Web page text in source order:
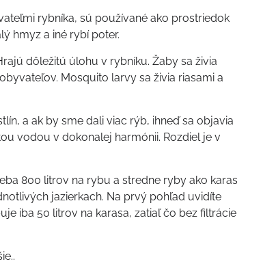
rybníka, sú používané ako prostriedok
hmyz a iné rybí poter.
dôležitú úlohu v rybníku. Žaby sa živia
Mosquito larvy sa živia riasami a
a ak by sme dali viac rýb, ihneď sa objavia
vodou v dokonalej harmónii. Rozdiel je v
800 litrov na rybu a stredne ryby ako karas
jazierkach. Na prvý pohľad uvidíte
iba 50 litrov na karasa, zatiaľ čo bez filtrácie